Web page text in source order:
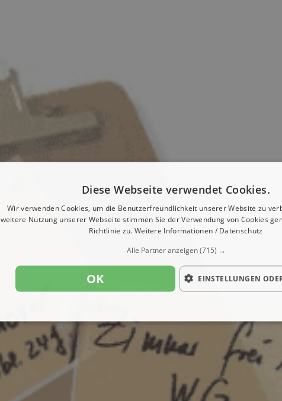
Diese Webseite verwendet Cookies.
Wir verwenden Cookies, um die Benutzerfreundlichkeit unserer Website zu
weitere Nutzung unserer Webseite stimmen Sie der Verwendung von Cookies
Richtlinie zu. Weitere Informationen / Datenschutz
Alle Partner anzeigen(715) →
OK EINSTELLUNGEN